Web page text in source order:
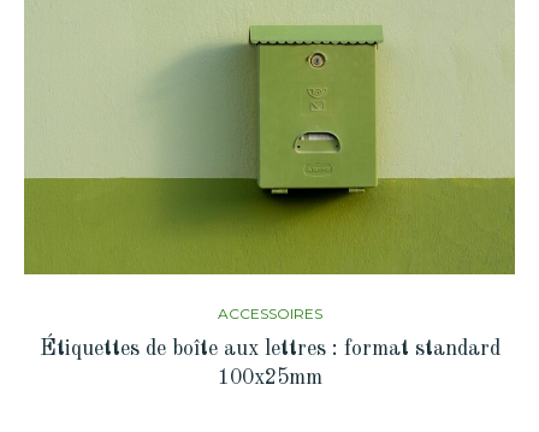
ACCESSOIRES
Étiquettes de boîte aux lettres : format standard
100x25mm